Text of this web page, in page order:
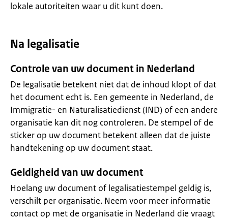
lokale autoriteiten waar u dit kunt doen.
Na legalisatie
Controle van uw document in Nederland
De legalisatie betekent niet dat de inhoud klopt of dat
het document echt is. Een gemeente in Nederland, de
Immigratie- en Naturalisatiedienst (IND) of een andere
organisatie kan dit nog controleren. De stempel of de
sticker op uw document betekent alleen dat de juiste
handtekening op uw document staat.
Geldigheid van uw document
Hoelang uw document of legalisatiestempel geldig is,
verschilt per organisatie. Neem voor meer informatie
contact op met de organisatie in Nederland die vraagt